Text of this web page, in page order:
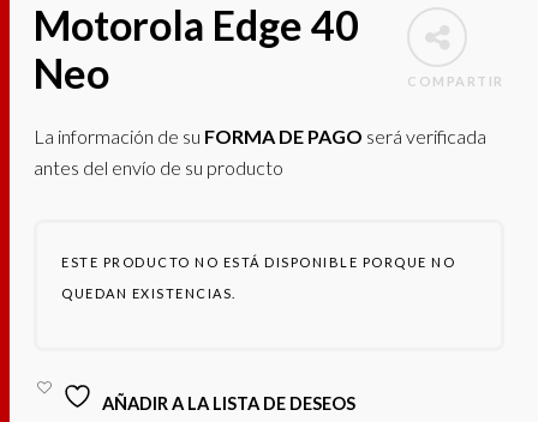
COMPARTIR
Motorola Edge 40
Neo
La información de su FORMA DE PAGO será verificada
antes del envío de su producto
ESTE PRODUCTO NO ESTÁ DISPONIBLE PORQUE NO
QUEDAN EXISTENCIAS.
AÑADIR A LA LISTA DE DESEOS